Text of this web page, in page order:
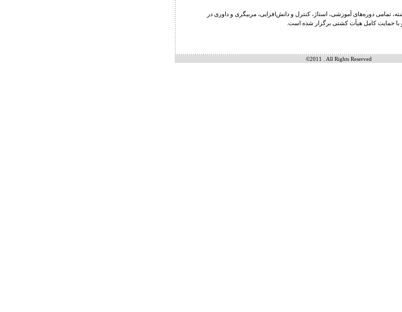
دوره‌های آموزشی، استاژ، کنترل و دانش‌افزایی، مربیگری و داوری در
با حمایت کامل هیأت کشتی برگزار شده است.
©2011 . All Rights Reserved